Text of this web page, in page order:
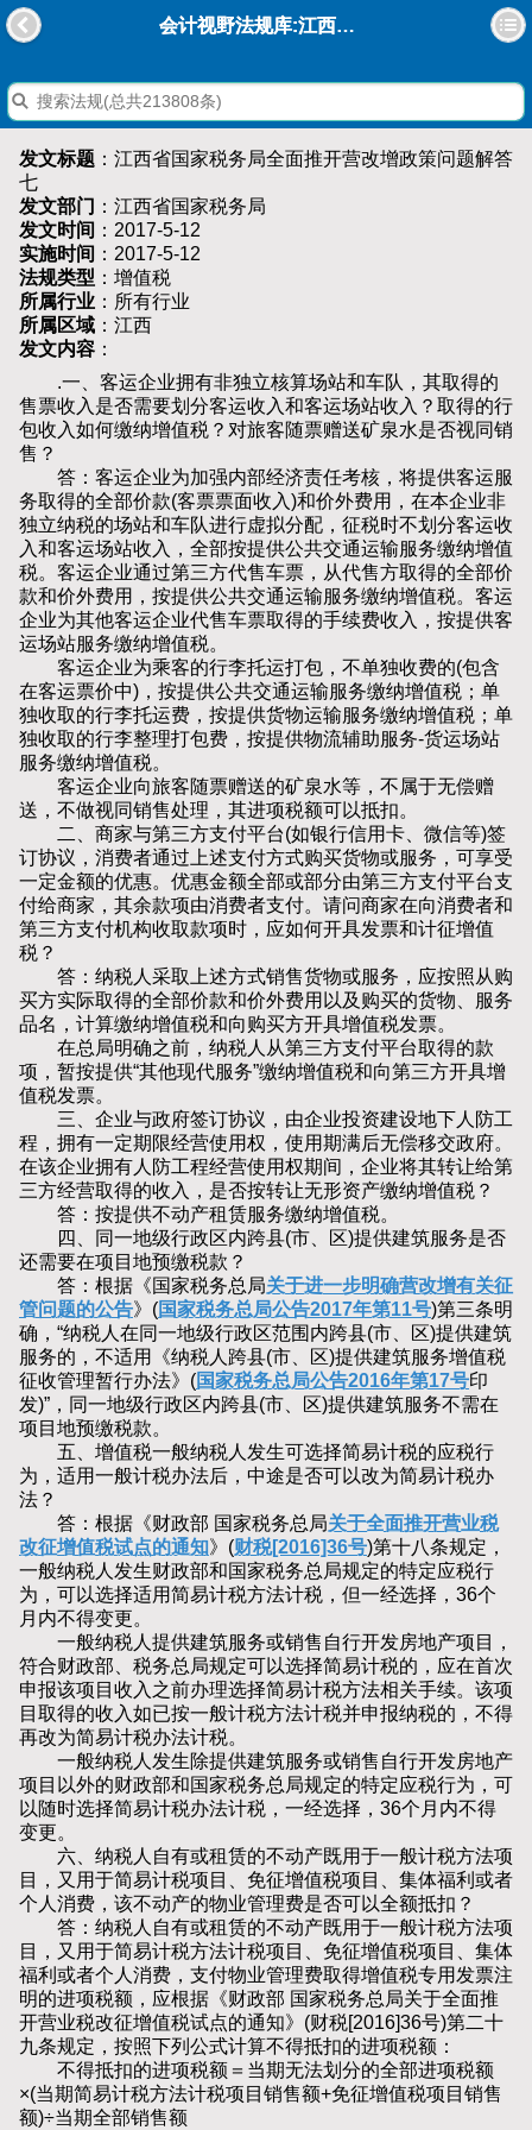
会计视野法规库:江西省国家税务局全面推开营改增政策问题解答七
发文标题 ：江西省国家税务局全面推开营改增政策问题解答
七
发文部门 ：江西省国家税务局
发文时间 ：2017-5-12
实施时间 ：2017-5-12
法规类型 ：增值税
所属行业 ：所有行业
所属区域 ：江西
发文内容 ：
.一、客运企业拥有非独立核算场站和车队，其取得的
售票收入是否需要划分客运收入和客运场站收入？取得的行
包收入如何缴纳增值税？对旅客随票赠送矿泉水是否视同销
售？
答：客运企业为加强内部经济责任考核，将提供客运服
务取得的全部价款(客票票面收入)和价外费用，在本企业非
独立纳税的场站和车队进行虚拟分配，征税时不划分客运收
入和客运场站收入，全部按提供公共交通运输服务缴纳增值
税。客运企业通过第三方代售车票，从代售方取得的全部价
款和价外费用，按提供公共交通运输服务缴纳增值税。客运
企业为其他客运企业代售车票取得的手续费收入，按提供客
运场站服务缴纳增值税。
客运企业为乘客的行李托运打包，不单独收费的(包含
在客运票价中)，按提供公共交通运输服务缴纳增值税；单
独收取的行李托运费，按提供货物运输服务缴纳增值税；单
独收取的行李整理打包费，按提供物流辅助服务-货运场站
服务缴纳增值税。
客运企业向旅客随票赠送的矿泉水等，不属于无偿赠
送，不做视同销售处理，其进项税额可以抵扣。
二、商家与第三方支付平台(如银行信用卡、微信等)签
订协议，消费者通过上述支付方式购买货物或服务，可享受
一定金额的优惠。优惠金额全部或部分由第三方支付平台支
付给商家，其余款项由消费者支付。请问商家在向消费者和
第三方支付机构收取款项时，应如何开具发票和计征增值
税？
答：纳税人采取上述方式销售货物或服务，应按照从购
买方实际取得的全部价款和价外费用以及购买的货物、服务
品名，计算缴纳增值税和向购买方开具增值税发票。
在总局明确之前，纳税人从第三方支付平台取得的款
项，暂按提供“其他现代服务”缴纳增值税和向第三方开具增
值税发票。
三、企业与政府签订协议，由企业投资建设地下人防工
程，拥有一定期限经营使用权，使用期满后无偿移交政府。
在该企业拥有人防工程经营使用权期间，企业将其转让给第
三方经营取得的收入，是否按转让无形资产缴纳增值税？
答：按提供不动产租赁服务缴纳增值税。
四、同一地级行政区内跨县(市、区)提供建筑服务是否
还需要在项目地预缴税款？
答：根据《国家税务总局关于进一步明确营改增有关征
管问题的公告》(国家税务总局公告2017年第11号)第三条明
确，“纳税人在同一地级行政区范围内跨县(市、区)提供建筑
服务的，不适用《纳税人跨县(市、区)提供建筑服务增值税
征收管理暂行办法》(国家税务总局公告2016年第17号印
发)”，同一地级行政区内跨县(市、区)提供建筑服务不需在
项目地预缴税款。
五、增值税一般纳税人发生可选择简易计税的应税行
为，适用一般计税办法后，中途是否可以改为简易计税办
法？
答：根据《财政部 国家税务总局关于全面推开营业税
改征增值税试点的通知》(财税[2016]36号)第十八条规定，
一般纳税人发生财政部和国家税务总局规定的特定应税行
为，可以选择适用简易计税方法计税，但一经选择，36个
月内不得变更。
一般纳税人提供建筑服务或销售自行开发房地产项目，
符合财政部、税务总局规定可以选择简易计税的，应在首次
申报该项目收入之前办理选择简易计税方法相关手续。该项
目取得的收入如已按一般计税方法计税并申报纳税的，不得
再改为简易计税办法计税。
一般纳税人发生除提供建筑服务或销售自行开发房地产
项目以外的财政部和国家税务总局规定的特定应税行为，可
以随时选择简易计税办法计税，一经选择，36个月内不得
变更。
六、纳税人自有或租赁的不动产既用于一般计税方法项
目，又用于简易计税项目、免征增值税项目、集体福利或者
个人消费，该不动产的物业管理费是否可以全额抵扣？
答：纳税人自有或租赁的不动产既用于一般计税方法项
目，又用于简易计税方法计税项目、免征增值税项目、集体
福利或者个人消费，支付物业管理费取得增值税专用发票注
明的进项税额，应根据《财政部 国家税务总局关于全面推
开营业税改征增值税试点的通知》(财税[2016]36号)第二十
九条规定，按照下列公式计算不得抵扣的进项税额：
不得抵扣的进项税额＝当期无法划分的全部进项税额
×(当期简易计税方法计税项目销售额+免征增值税项目销售
额)÷当期全部销售额